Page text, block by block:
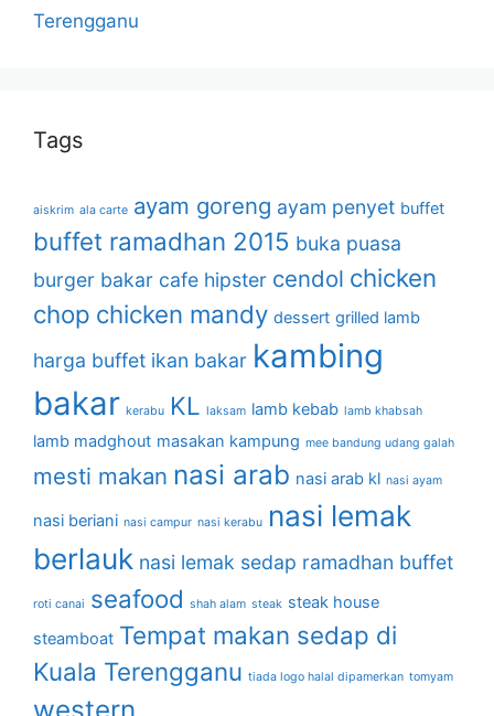
Terengganu
Tags
aiskrim ala carte ayam goreng ayam penyet buffet
buffet ramadhan 2015 buka puasa
burger bakar cafe hipster cendol chicken
chop chicken mandy dessert grilled lamb
harga buffet ikan bakar kambing
bakar kerabu KL laksam lamb kebab lamb khabsah
lamb madghout masakan kampung mee bandung udang galah
mesti makan nasi arab nasi arab kl nasi ayam
nasi beriani nasi campur nasi kerabu nasi lemak
berlauk nasi lemak sedap ramadhan buffet
roti canai seafood shah alam steak steak house
steamboat Tempat makan sedap di
Kuala Terengganu tiada logo halal dipamerkan tomyam
western